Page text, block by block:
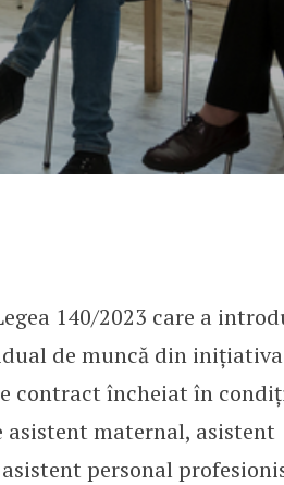
140/2023 care a
de muncă din inițiativa
contract încheiat în
maternal, asistent
personal